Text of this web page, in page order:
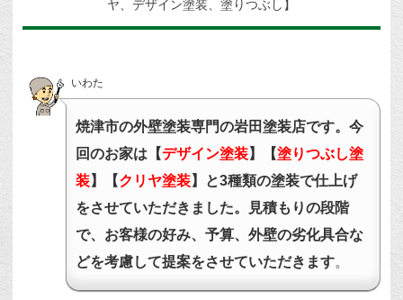
ヤ、デザイン塗装、塗りつぶし】
いわた
焼津市の外壁塗装専門の岩田塗装店です。今
回のお家は【デザイン塗装】【塗りつぶし塗
装】【クリヤ塗装】と3種類の塗装で仕上げ
をさせていただきました。見積もりの段階
で、お客様の好み、予算、外壁の劣化具合な
どを考慮して提案をさせていただきます。